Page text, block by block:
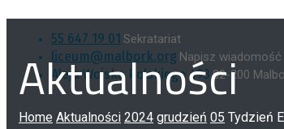
55 647 19 01 Sekratariat
liceum@malbork.org Napisz wiadomość
Aleja Wojska Polskiego 493 82-200
Aktualności
Home Aktualności 2024 grudzień 05 Tydzień